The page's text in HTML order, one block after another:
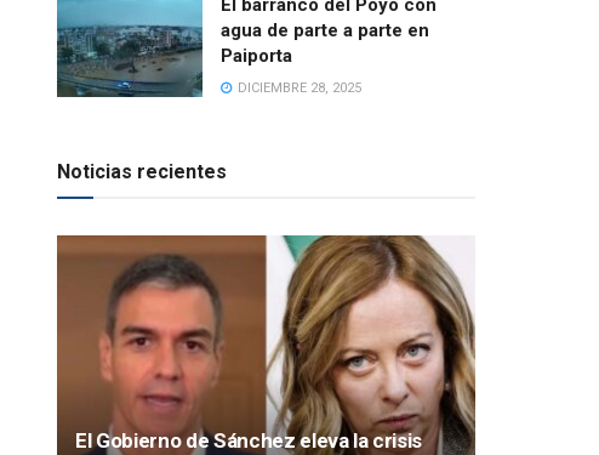
El barranco del Poyo con
agua de parte a parte en
Paiporta
DICIEMBRE 28, 2025
Noticias recientes
El Gobierno de Sánchez eleva la crisis